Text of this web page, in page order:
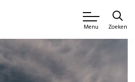
Menu Zoeken